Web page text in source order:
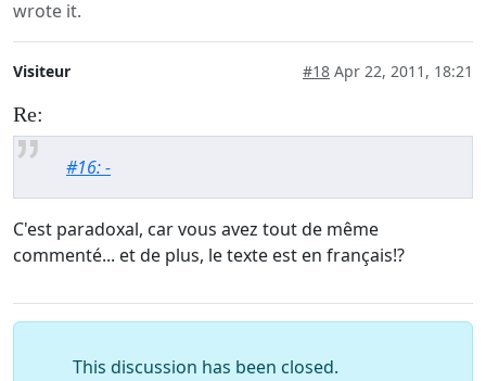
wrote it.
Visiteur #18 Apr 22, 2011, 18:21
Re:
#16: -
C'est paradoxal, car vous avez tout de même
commenté... et de plus, le texte est en français!?
This discussion has been closed.